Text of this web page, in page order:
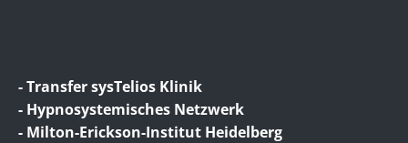
- Transfer sysTelios Klinik
- Hypnosystemisches Netzwerk
- Milton-Erickson-Institut Heidelberg